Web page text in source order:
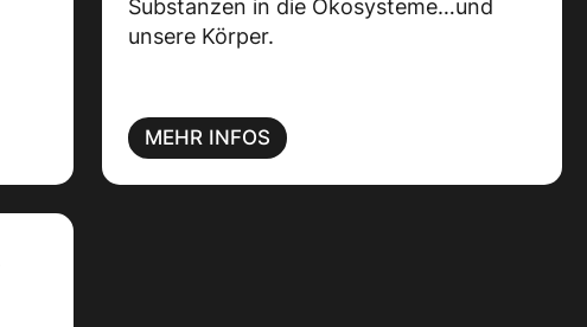
Substanzen in die Ökosysteme…und
unsere Körper.
MEHR INFOS